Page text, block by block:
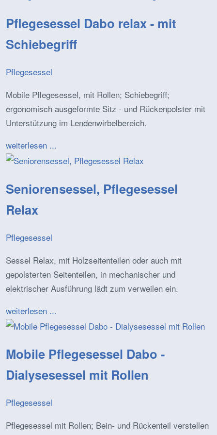
Pflegesessel Dabo relax - mit
Schiebegriff
Pflegesessel
Mobile Pflegesessel, mit Rollen; Schiebegriff;
ergonomisch ausgeformte Sitz - und Rückenpolster mit
Unterstützung im Lendenwirbelbereich.
weiterlesen ...
Seniorensessel, Pflegesessel
Relax
Pflegesessel
Sessel Relax, mit Holzseitenteilen oder auch mit
gepolsterten Seitenteilen, in mechanischer und
elektrischer Ausführung lädt zum verweilen ein.
weiterlesen ...
Mobile Pflegesessel Dabo -
Dialysesessel mit Rollen
Pflegesessel
Pflegesessel mit Rollen; Bein- und Rückenteil verstellen